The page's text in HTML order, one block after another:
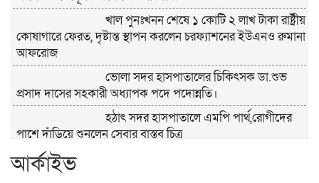
খাল পুনঃখনন শেষে ১ কোটি ২ লাখ টাকা রাষ্ট্রীয়
কোষাগারে ফেরত, দৃষ্টান্ত স্থাপন করলেন চরফ্যাশনের ইউএনও রুমানা
আফরোজ
ভোলা সদর হাসপাতালের চিকিৎসক ডা.শুভ
প্রসাদ দাসের সহকারী অধ্যাপক পদে পদোন্নতি।
হঠাৎ সদর হাসপাতালে এমপি পার্থ,রোগীদের
পাশে দাঁড়িয়ে শুনলেন সেবার বাস্তব চিত্র
আর্কাইভ